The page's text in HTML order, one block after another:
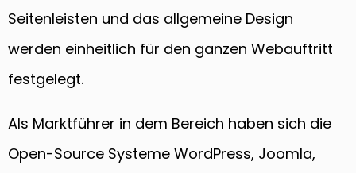
Seitenleisten und das allgemeine Design
werden einheitlich für den ganzen Webauftritt
festgelegt.
Als Marktführer in dem Bereich haben sich die
Open-Source Systeme WordPress, Joomla,